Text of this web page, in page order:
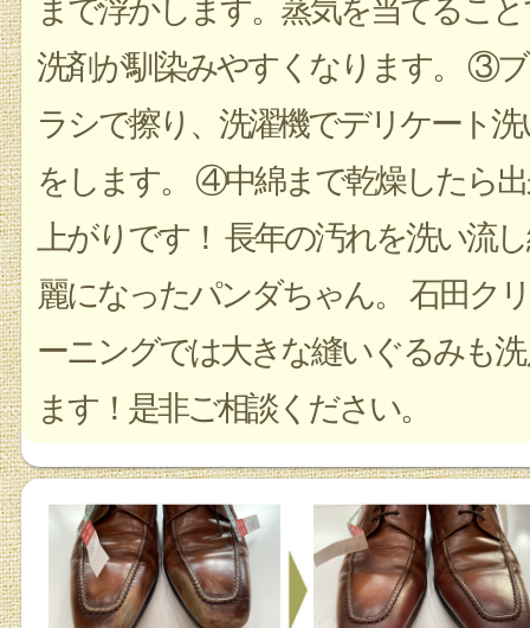
まで浮かします。蒸気を当てるこ
洗剤が馴染みやすくなります。 ③ブ
ラシで擦り、洗濯機でデリケート洗
をします。 ④中綿まで乾燥したら
上がりです！ 長年の汚れを洗い流
麗になったパンダちゃん。 石田クリ
ーニングでは大きな縫いぐるみも
ます！是非ご相談ください。